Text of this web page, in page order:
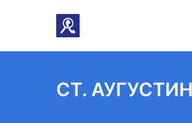
СТ.